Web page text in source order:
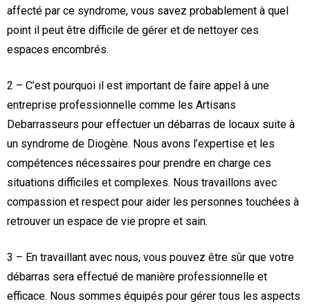
affecté par ce syndrome, vous savez probablement à quel
point il peut être difficile de gérer et de nettoyer ces
espaces encombrés.
2 – C’est pourquoi il est important de faire appel à une
entreprise professionnelle comme les Artisans
Debarrasseurs pour effectuer un débarras de locaux suite à
un syndrome de Diogène. Nous avons l’expertise et les
compétences nécessaires pour prendre en charge ces
situations difficiles et complexes. Nous travaillons avec
compassion et respect pour aider les personnes touchées à
retrouver un espace de vie propre et sain.
3 – En travaillant avec nous, vous pouvez être sûr que votre
débarras sera effectué de manière professionnelle et
efficace. Nous sommes équipés pour gérer tous les aspects